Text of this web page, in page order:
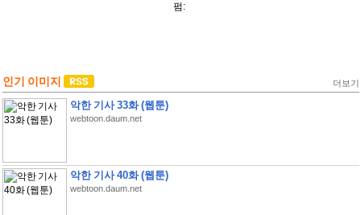
펌:
인기 이미지 더보기
악한 기사 33화 (웹툰)
webtoon.daum.net
악한 기사 40화 (웹툰)
webtoon.daum.net